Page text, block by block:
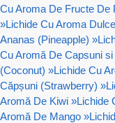
Cu Aroma De Fructe De
»Lichide Cu Aroma
Ananas (Pineapple) »
Cu Aromă De Capsuni
(Coconut) »Lichide Cu
Căpșuni (Strawberry) »
Aromă De Kiwi »Lichide
Aromă De Mango »